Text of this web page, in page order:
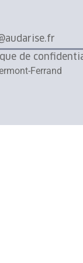
de
Ferrand